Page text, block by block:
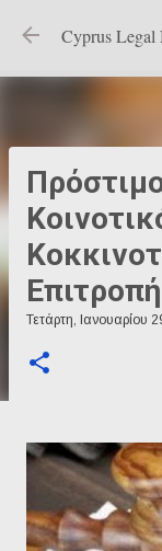
Cyprus Legal
Τετάρτη, Ιανουαρίου